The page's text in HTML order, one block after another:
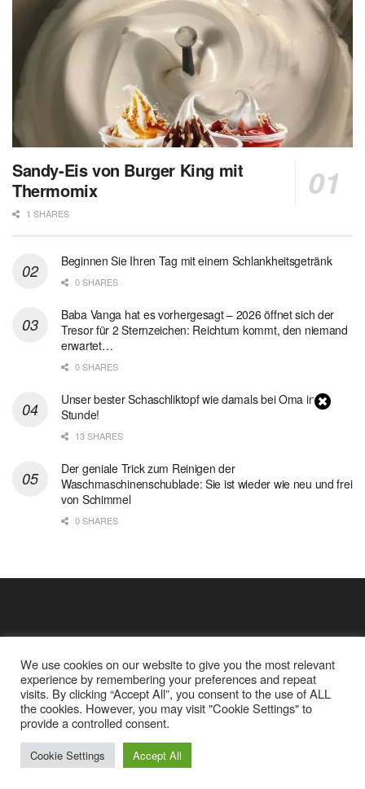
Sandy-Eis von Burger King mit
Thermomix
1 SHARES
Beginnen Sie Ihren Tag mit einem Schlankheitsgetränk
0 SHARES
Baba Vanga hat es vorhergesagt – 2026 öffnet sich der
Tresor für 2 Sternzeichen: Reichtum kommt, den niemand
erwartet…
0 SHARES
Unser bester Schaschliktopf wie damals bei Oma in 1
Stunde!
13 SHARES
Der geniale Trick zum Reinigen der
Waschmaschinenschublade: Sie ist wieder wie neu und frei
von Schimmel
0 SHARES
Cookie Policy
Datenschutz
Google Analytics und Cookie Dateien
© 2025Einfache Rezept
We use cookies on our website to give you the most relevant
experience by remembering your preferences and repeat
visits. By clicking “Accept All”, you consent to the use of ALL
the cookies. However, you may visit "Cookie Settings" to
provide a controlled consent.
Cookie Settings Accept All